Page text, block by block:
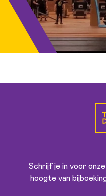
Schrijf je in voor
hoogte van